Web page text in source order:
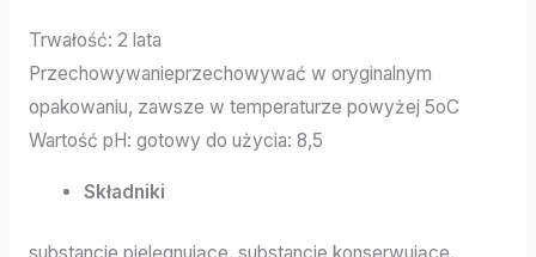
Trwałość: 2 lata
Przechowywanieprzechowywać w oryginalnym
opakowaniu, zawsze w temperaturze powyżej 5oC
Wartość pH: gotowy do użycia: 8,5
Składniki